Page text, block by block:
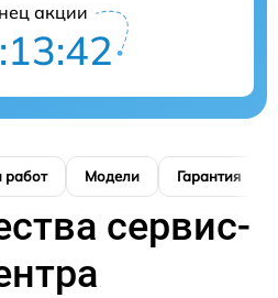
акции
работ Модели Гарантия
сервис-